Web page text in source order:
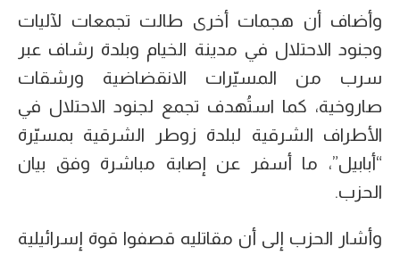
وأضاف أن هجمات أخرى طالت تجمعات لآليات
وجنود الاحتلال في مدينة الخيام وبلدة رشاف عبر
سرب من المسيّرات الانقضاضية ورشقات
صاروخية، كما استُهدف تجمع لجنود الاحتلال في
الأطراف الشرقية لبلدة زوطر الشرقية بمسيّرة
“أبابيل”، ما أسفر عن إصابة مباشرة وفق بيان
الحزب.
وأشار الحزب إلى أن مقاتليه قصفوا قوة إسرائيلية